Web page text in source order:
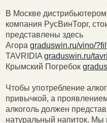
В Москве
компания РусВинТорг,
представлены здесь
Агора graduswin.ru/vino/
TAVRIDIA graduswin.ru/
Крымский Погребок
Чтобы употребление
привычкой, а
алкоголь должен
натуральный напиток. Мы